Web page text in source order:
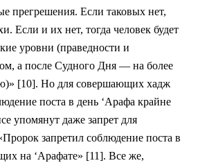
прегрешения. Если таковых нет,
Если и их нет, тогда человек будет
уровни (праведности и
а после Судного Дня — на более
[10]. Но для совершающих хадж
поста в день ‘Арафа крайне
упомянут даже запрет для
запретил соблюдение поста в
на ‘Арафате» [11]. Все же,